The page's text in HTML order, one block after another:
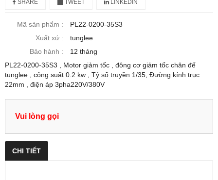
SHARE TWEET LINKEDIN
Mã sản phẩm :
PL22-0200-35S3
Xuất xứ :
tunglee
Bảo hành :
12 tháng
PL22-0200-35S3 , Motor giảm tốc , đông cơ giảm tốc chân đế
tunglee , công suất 0.2 kw , Tỷ số truyền 1/35, Đường kính trục
22mm , điện áp 3pha220V/380V
Vui lòng gọi
CHI TIẾT